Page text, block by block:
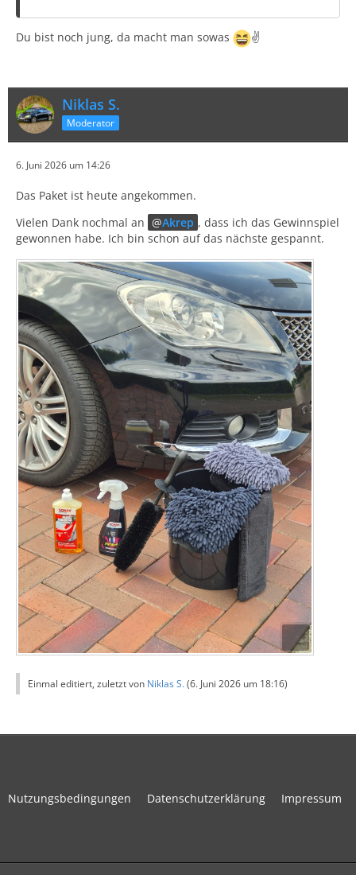
Du bist noch jung, da macht man sowas ✌️
Niklas S.
Moderator
6. Juni 2026 um 14:26
Das Paket ist heute angekommen.
Vielen Dank nochmal an
Akrep , dass ich das Gewinnspiel
gewonnen habe. Ich bin schon auf das nächste gespannt.
Einmal editiert, zuletzt von Niklas S.(6. Juni 2026 um 18:16)
Nutzungsbedingungen Datenschutzerklärung Impressum